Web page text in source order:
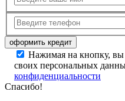
Нажимая на кнопку, вы
своих персональных
конфиденциальности
Спасибо!